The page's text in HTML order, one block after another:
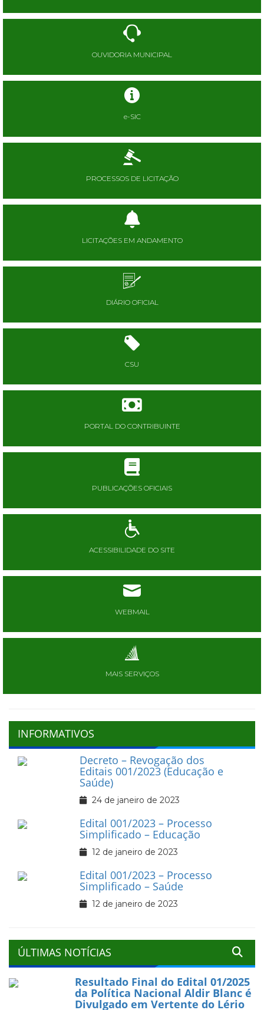
OUVIDORIA MUNICIPAL
e-SIC
PROCESSOS DE LICITAÇÃO
LICITAÇÕES EM ANDAMENTO
DIÁRIO OFICIAL
CSU
PORTAL DO CONTRIBUINTE
PUBLICAÇÕES OFICIAIS
ACESSIBILIDADE DO SITE
WEBMAIL
MAIS SERVIÇOS
INFORMATIVOS
Decreto – Revogação dos
Editais 001/2023 (Educação e
Saúde)
24 de janeiro de 2023
Edital 001/2023 – Processo
Simplificado – Educação
12 de janeiro de 2023
Edital 001/2023 – Processo
Simplificado – Saúde
12 de janeiro de 2023
ÚLTIMAS NOTÍCIAS
Resultado Final do Edital 01/2025
da Política Nacional Aldir Blanc é
Divulgado em Vertente do Lério